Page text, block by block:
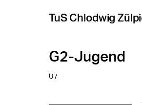
TuS Chlodwig
G2-Jugend
U7